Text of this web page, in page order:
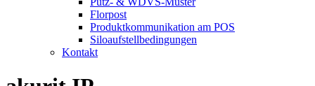
Florpost
Produktkommunikation am POS
Siloaufstellbedingungen
Kontakt